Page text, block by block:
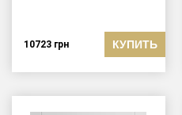
10723 грн КУПИТЬ